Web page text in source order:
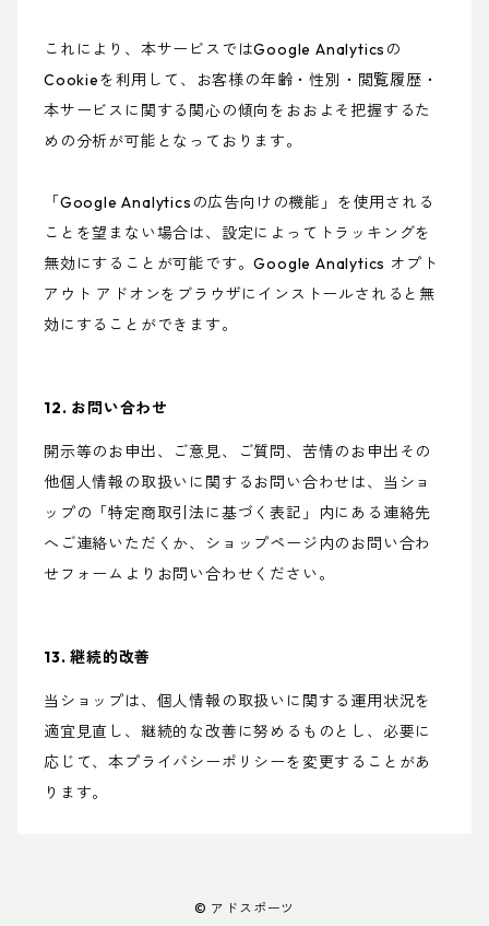
これにより、本サービスではGoogle Analyticsの
Cookieを利用して、お客様の年齢・性別・閲覧履歴・
本サービスに関する関心の傾向をおおよそ把握するた
めの分析が可能となっております。
「Google Analyticsの広告向けの機能」を使用される
ことを望まない場合は、設定によってトラッキングを
無効にすることが可能です。Google Analytics オプト
アウト アドオンをブラウザにインストールされると無
効にすることができます。
12. お問い合わせ
開示等のお申出、ご意見、ご質問、苦情のお申出その
他個人情報の取扱いに関するお問い合わせは、当ショ
ップの「特定商取引法に基づく表記」内にある連絡先
へご連絡いただくか、ショップページ内のお問い合わ
せフォームよりお問い合わせください。
13. 継続的改善
当ショップは、個人情報の取扱いに関する運用状況を
適宜見直し、継続的な改善に努めるものとし、必要に
応じて、本プライバシーポリシーを変更することがあ
ります。
© アドスポーツ